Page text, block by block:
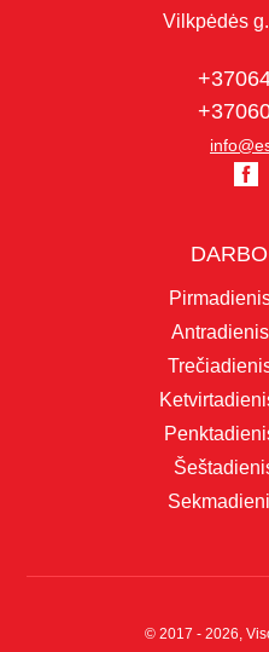
Vilkpėdės
© 2017 - 2026,